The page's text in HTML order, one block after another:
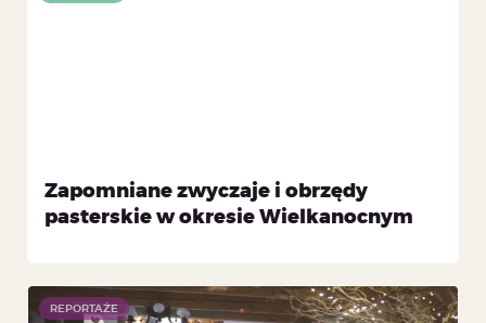
Zapomniane zwyczaje i obrzędy
pasterskie w okresie Wielkanocnym
REPORTAŻE